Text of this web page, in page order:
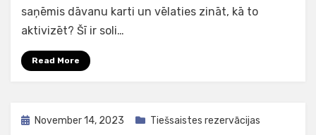
saņēmis dāvanu karti un vēlaties zināt, kā to
aktivizēt? Šī ir soli…
Read More
PostedNovember 14, 2023 Tiešsaistes rezervācijas